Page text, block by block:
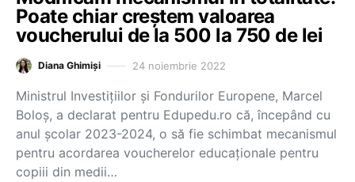
Poate chiar creștem valoarea
voucherului de la 500 la 750 de lei
Diana Ghimiși 24 noiembrie 2022
Ministrul Investițiilor și Fondurilor Europene, Marcel
Boloș, a declarat pentru Edupedu.ro că, începând cu
anul școlar 2023-2024, o să fie schimbat mecanismul
pentru acordarea voucherelor educaționale pentru
copiii din medii…